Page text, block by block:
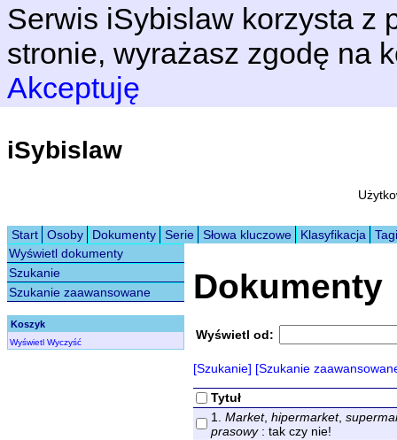
Serwis iSybislaw korzysta z
stronie, wyrażasz zgodę na
Akceptuję
iSybislaw
Start Osoby Dokumenty Serie Słowa kluczowe Klasyfikacja
Tagi
Wyświetl dokumenty
Szukanie
Szukanie zaawansowane
Koszyk
Wyświetl Wyczyść
Dokumenty
Wyświetl od:
[Szukanie] [Szukanie
Tytuł
1. Market, hipermarket,
prasowy: tak czy nie!